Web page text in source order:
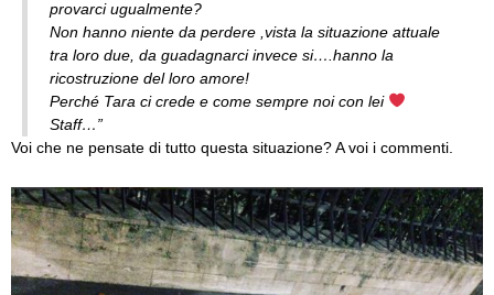
provarci ugualmente?
Non hanno niente da perdere ,vista la situazione attuale
tra loro due, da guadagnarci invece si….hanno la
ricostruzione del loro amore!
Perché Tara ci crede e come sempre noi con lei
Staff…”
Voi che ne pensate di tutto questa situazione? A voi i commenti.